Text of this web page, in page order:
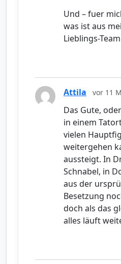
Und – fuer
was ist aus
Lieblings-
Attila vor 11
Das Gute,
in einem
vielen
weitergehen
aussteigt. In
Schnabel, in
aus der
Besetzung
doch als das
alles läuft